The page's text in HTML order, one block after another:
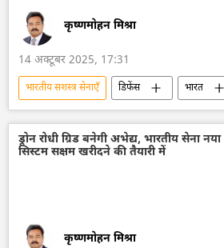
कृष्णमोहन मिश्रा
14 अक्टूबर 2025, 17:31
भारतीय सशस्‍त्र सेनाएँ डिफेंस
भारत
भारत सरकार
भारतीय सेना
दिल्ली
सैन्य तकनीक
लेबनान
ड्रोन रोधी ग्रिड बनेगी अभेद्य, भारतीय सेना नया
सिस्टम सक्षम खरीदने की तैयारी में
कृष्णमोहन मिश्रा